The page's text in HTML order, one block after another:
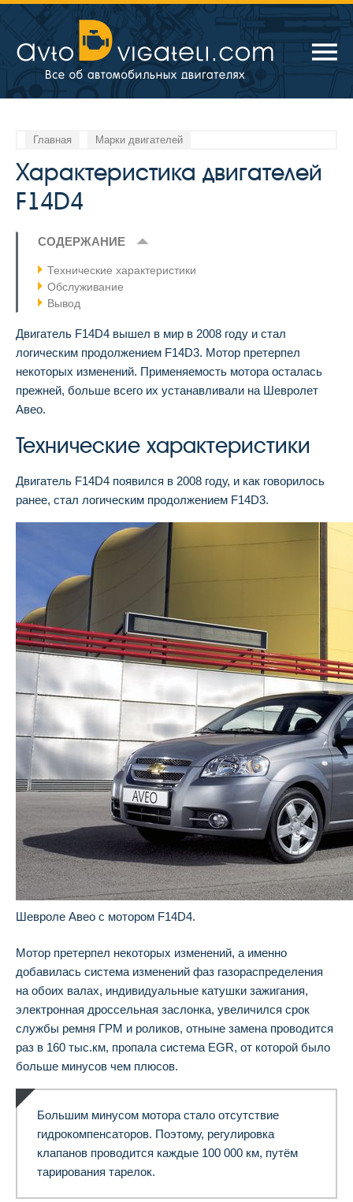
Главная Марки двигателей
Характеристика двигателей
F14D4
СОДЕРЖАНИЕ
Технические характеристики
Обслуживание
Вывод
Двигатель F14D4 вышел в мир в 2008 году и стал
логическим продолжением F14D3. Мотор претерпел
некоторых изменений. Применяемость мотора осталась
прежней, больше всего их устанавливали на Шевролет
Авео.
Технические характеристики
Двигатель F14D4 появился в 2008 году, и как говорилось
ранее, стал логическим продолжением F14D3.
Шевроле Авео с мотором F14D4.
Мотор претерпел некоторых изменений, а именно
добавилась система изменений фаз газораспределения
на обоих валах, индивидуальные катушки зажигания,
электронная дроссельная заслонка, увеличился срок
службы ремня ГРМ и роликов, отныне замена проводится
раз в 160 тыс.км, пропала система EGR, от которой было
больше минусов чем плюсов.
Большим минусом мотора стало отсутствие
гидрокомпенсаторов. Поэтому, регулировка
клапанов проводится каждые 100 000 км, путём
тарирования тарелок.